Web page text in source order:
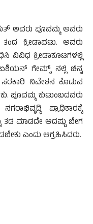
ಅವರು ಪೂವಮ್ಮ ಅವರು
ಕ್ರೀಡಾಪಟು. ಅವರು
ವಿವಿಧ ಕ್ರೀಡಾಕೂಟಗಳಲ್ಲಿ
ಏಶಿಯನ್ ಗೇಮ್ಸ್ ನಲ್ಲಿ ಚಿನ್ನ
ಸರಕಾರಿ ನಿವೇಶನ ಕೊಡುವ
ಪೂವಮ್ಮ ಕುಟುಂಬದವರು
ಪ್ರಾಧಿಕಾರಕ್ಕೆ
ತಡ ಮಾಡದೇ ಆದಷ್ಟು ಬೇಗ
ಎಂದು ಆಗ್ರಹಿಸಿದರು.